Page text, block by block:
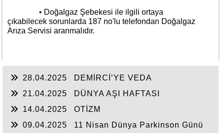
• Doğalgaz Şebekesi ile ilgili ortaya
çıkabilecek sorunlarda 187 no'lu telefondan Doğalgaz
Arıza Servisi aranmalıdır.
28.04.2025
DEMİRCİ’YE VEDA
21.04.2025
DÜNYA AŞI HAFTASI
14.04.2025
OTİZM
09.04.2025
11 Nisan Dünya Parkinson Günü